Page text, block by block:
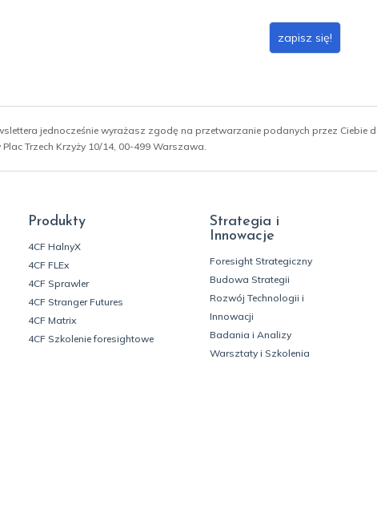
zapisz się!
jednocześnie wyrażasz zgodę na przetwarzanie podanych przez Ciebie
Trzech Krzyży 10/14, 00-499 Warszawa.
Produkty
4CF HalnyX
4CF FLEx
4CF Sprawler
4CF Stranger Futures
4CF Matrix
4CF Szkolenie foresightowe
Strategia i
Innowacje
Foresight Strategiczny
Budowa Strategii
Rozwój Technologii i
Innowacji
Badania i Analizy
Warsztaty i Szkolenia